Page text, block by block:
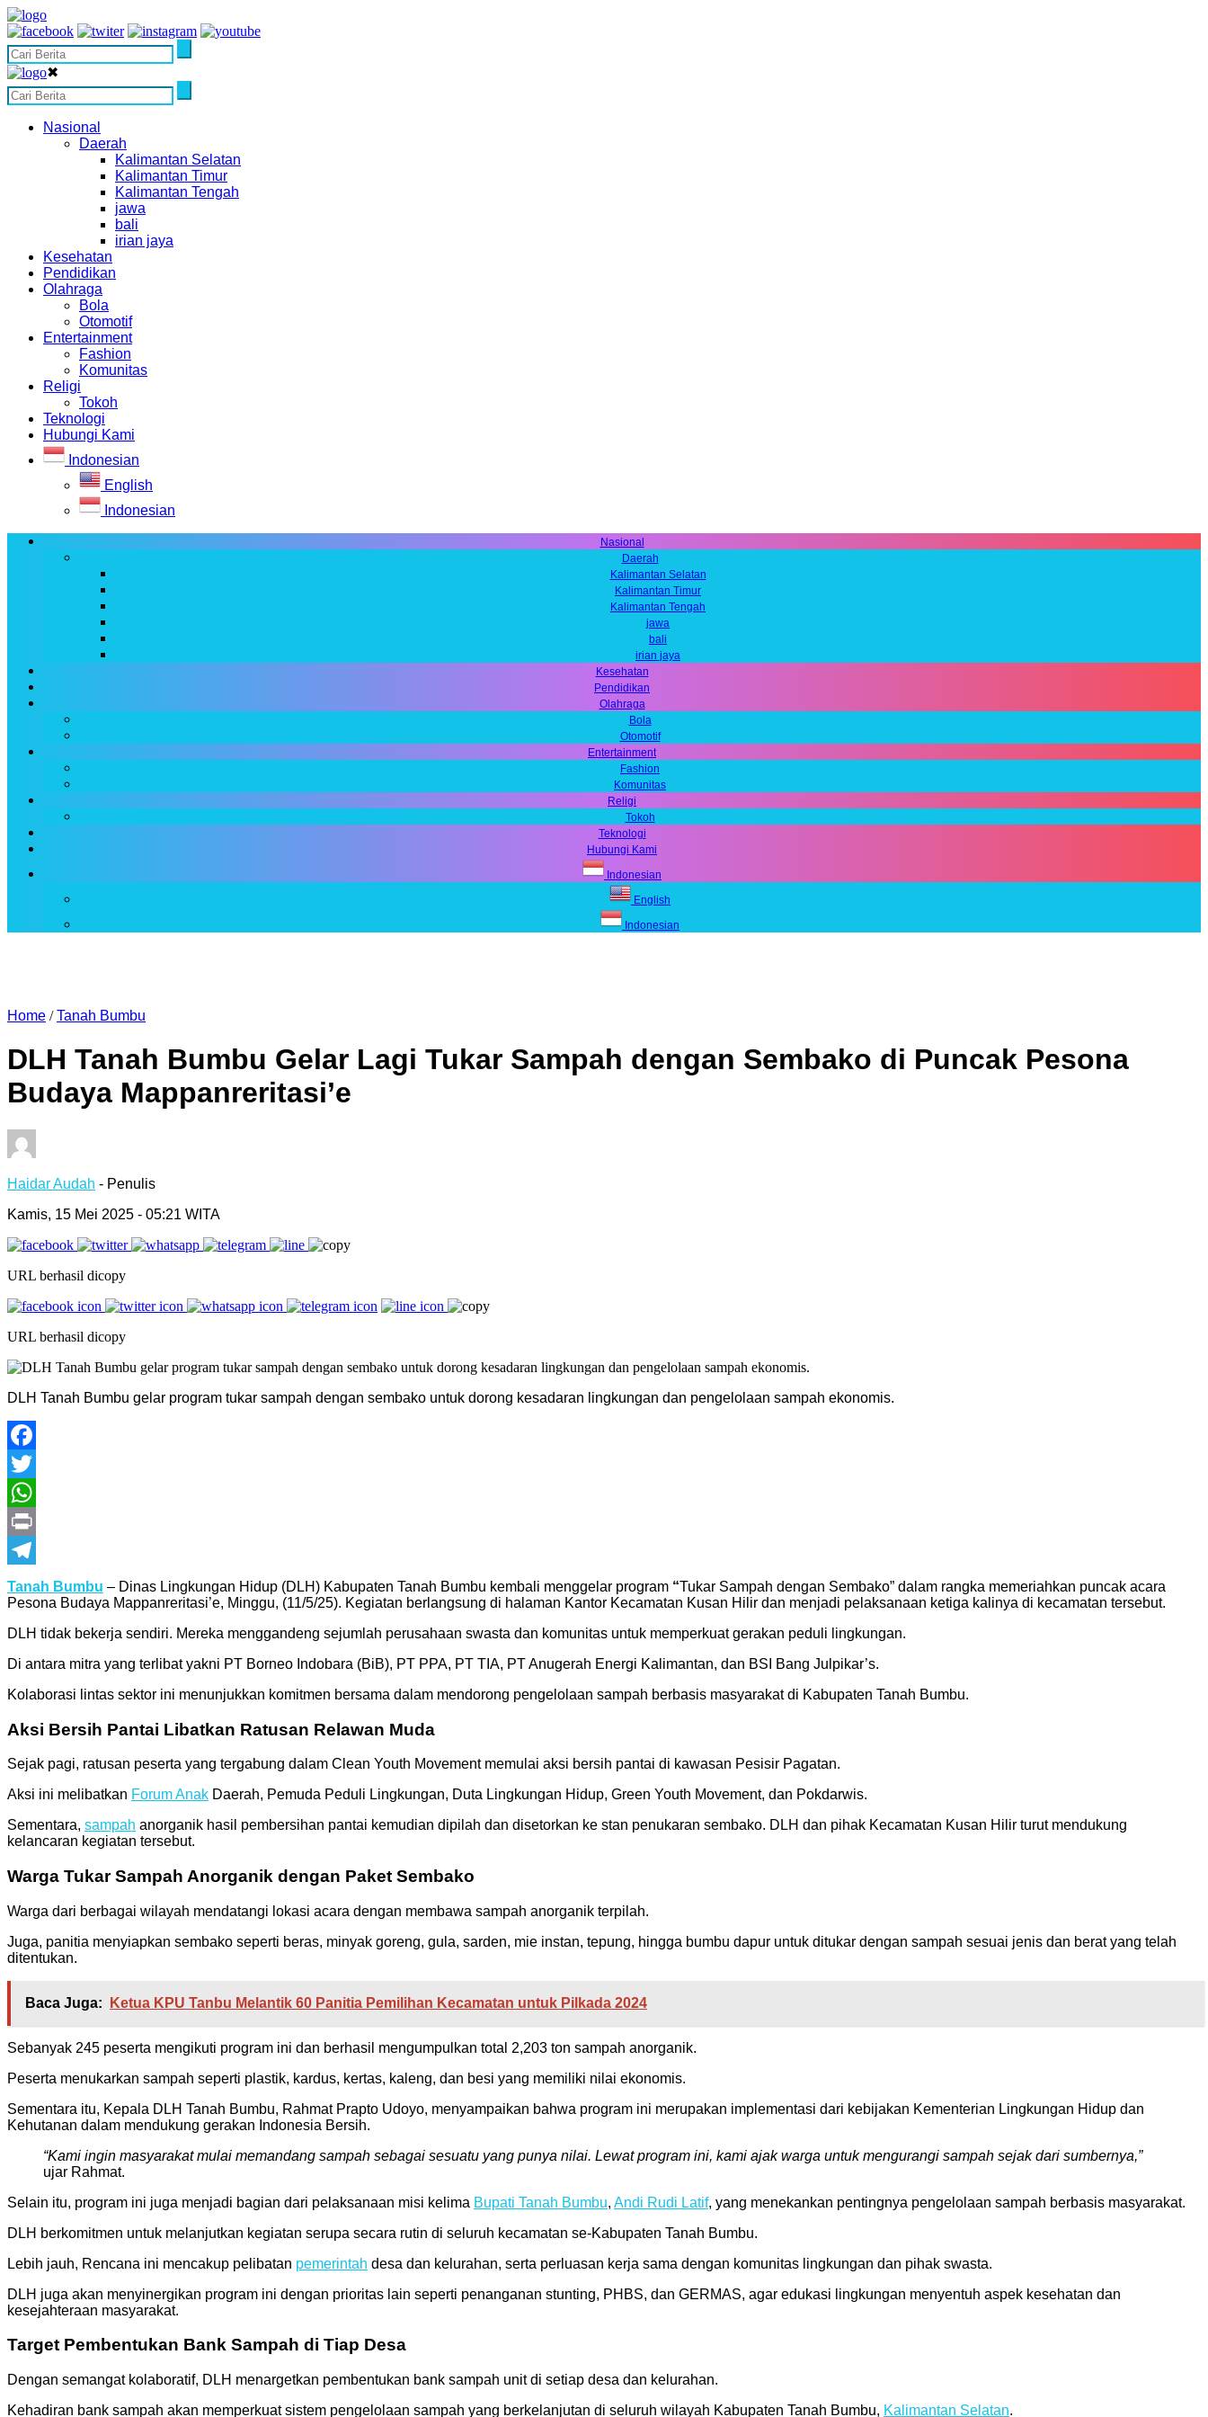
✖
Nasional
Daerah
Kalimantan Selatan
Kalimantan Timur
Kalimantan Tengah
jawa
bali
irian jaya
Kesehatan
Pendidikan
Olahraga
Bola
Otomotif
Entertainment
Fashion
Komunitas
Religi
Tokoh
Teknologi
Hubungi Kami
Indonesian
English
Indonesian
Nasional
Daerah
Kalimantan Selatan
Kalimantan Timur
Kalimantan Tengah
jawa
bali
irian jaya
Kesehatan
Pendidikan
Olahraga
Bola
Otomotif
Entertainment
Fashion
Komunitas
Religi
Tokoh
Teknologi
Hubungi Kami
Indonesian
English
Indonesian
Home /Tanah Bumbu
DLH Tanah Bumbu Gelar Lagi Tukar Sampah dengan Sembako di Puncak Pesona
Budaya Mappanreritasi’e
Haidar Audah - Penulis
Kamis, 15 Mei 2025 - 05:21 WITA
URL berhasil dicopy
URL berhasil dicopy
DLH Tanah Bumbu gelar program tukar sampah dengan sembako untuk dorong kesadaran lingkungan dan pengelolaan sampah ekonomis.
Facebook
Twitter
WhatsApp
Print
Telegram
Tanah Bumbu – Dinas Lingkungan Hidup (DLH) Kabupaten Tanah Bumbu kembali menggelar program “Tukar Sampah dengan Sembako” dalam rangka memeriahkan puncak acara
Pesona Budaya Mappanreritasi’e, Minggu, (11/5/25). Kegiatan berlangsung di halaman Kantor Kecamatan Kusan Hilir dan menjadi pelaksanaan ketiga kalinya di kecamatan tersebut.
DLH tidak bekerja sendiri. Mereka menggandeng sejumlah perusahaan swasta dan komunitas untuk memperkuat gerakan peduli lingkungan.
Di antara mitra yang terlibat yakni PT Borneo Indobara (BiB), PT PPA, PT TIA, PT Anugerah Energi Kalimantan, dan BSI Bang Julpikar’s.
Kolaborasi lintas sektor ini menunjukkan komitmen bersama dalam mendorong pengelolaan sampah berbasis masyarakat di Kabupaten Tanah Bumbu.
Aksi Bersih Pantai Libatkan Ratusan Relawan Muda
Sejak pagi, ratusan peserta yang tergabung dalam Clean Youth Movement memulai aksi bersih pantai di kawasan Pesisir Pagatan.
Aksi ini melibatkan Forum Anak Daerah, Pemuda Peduli Lingkungan, Duta Lingkungan Hidup, Green Youth Movement, dan Pokdarwis.
Sementara, sampah anorganik hasil pembersihan pantai kemudian dipilah dan disetorkan ke stan penukaran sembako. DLH dan pihak Kecamatan Kusan Hilir turut mendukung
kelancaran kegiatan tersebut.
Warga Tukar Sampah Anorganik dengan Paket Sembako
Warga dari berbagai wilayah mendatangi lokasi acara dengan membawa sampah anorganik terpilah.
Juga, panitia menyiapkan sembako seperti beras, minyak goreng, gula, sarden, mie instan, tepung, hingga bumbu dapur untuk ditukar dengan sampah sesuai jenis dan berat yang telah
ditentukan.
Baca Juga: Ketua KPU Tanbu Melantik 60 Panitia Pemilihan Kecamatan untuk Pilkada 2024
Sebanyak 245 peserta mengikuti program ini dan berhasil mengumpulkan total 2,203 ton sampah anorganik.
Peserta menukarkan sampah seperti plastik, kardus, kertas, kaleng, dan besi yang memiliki nilai ekonomis.
Sementara itu, Kepala DLH Tanah Bumbu, Rahmat Prapto Udoyo, menyampaikan bahwa program ini merupakan implementasi dari kebijakan Kementerian Lingkungan Hidup dan
Kehutanan dalam mendukung gerakan Indonesia Bersih.
“Kami ingin masyarakat mulai memandang sampah sebagai sesuatu yang punya nilai. Lewat program ini, kami ajak warga untuk mengurangi sampah sejak dari sumbernya,”
ujar Rahmat.
Selain itu, program ini juga menjadi bagian dari pelaksanaan misi kelima Bupati Tanah Bumbu, Andi Rudi Latif, yang menekankan pentingnya pengelolaan sampah berbasis masyarakat.
DLH berkomitmen untuk melanjutkan kegiatan serupa secara rutin di seluruh kecamatan se-Kabupaten Tanah Bumbu.
Lebih jauh, Rencana ini mencakup pelibatan pemerintah desa dan kelurahan, serta perluasan kerja sama dengan komunitas lingkungan dan pihak swasta.
DLH juga akan menyinergikan program ini dengan prioritas lain seperti penanganan stunting, PHBS, dan GERMAS, agar edukasi lingkungan menyentuh aspek kesehatan dan
kesejahteraan masyarakat.
Target Pembentukan Bank Sampah di Tiap Desa
Dengan semangat kolaboratif, DLH menargetkan pembentukan bank sampah unit di setiap desa dan kelurahan.
Kehadiran bank sampah akan memperkuat sistem pengelolaan sampah yang berkelanjutan di seluruh wilayah Kabupaten Tanah Bumbu, Kalimantan Selatan.